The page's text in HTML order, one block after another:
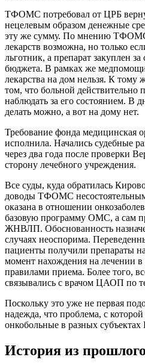
ТФОМС потребовал от ЦРБ
нецелевым образом денежные
эту же сумму. По мнению
лекарств возможна, но только
льготник, а препарат закуплен за
бюджета. В рамках же
лекарства на дом нельзя. К тому
том, что больной действительно
наблюдать за его состоянием. В
делать можно, а вот на дому нет.
Требование фонда медицинская
исполнила. Начались судебные
через два года после проверки
сторону лечебного учреждения.
Все суды, куда обратилась
доводы ТФОМС
оказана в отношении
базовую программу ОМС, а сам
ЖНВЛП. Обоснованность
случаях неоспорима.
пациенты получили препараты
момент нахождения на лечении
правилами приема. Более того,
связывались с врачом ЦАОП по
Поскольку это уже не первая
надежда, что проблема, с
онкобольные в разных субъектах
История из прошлого